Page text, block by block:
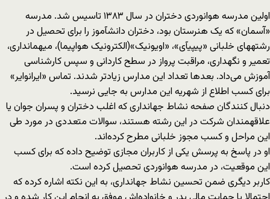
اولین مدرسه هوانوردی دختران در سال ۱۳۸۳ تاسیس شد. مدرسه
«آسمان» که یک هنرستان بود، دختران دانش‎آموز را برای تحصیل در
رشته‎های خلبانی «پی‎پی‎آی»، «اویونیک»(الکترونیک هواپیما)، میهمان‎داری،
تعمیر و نگه‎داری، مراقبت پرواز در سطح کاردانی و سپس کارشناسی
آموزش می‌داد. بعدها تعداد این مدارس زیادتر شدند. تماس «ایران‎وایر»
برای کسب اطلاع از شهریه این مدارس به جایی نرسید.
دنبال کنندگان صفحه نشاط جهانداری که اغلب دختران و پسران جوان یا
علاقه‎مندان شرکت در این رشته هستند، سوالات متعددی در مورد طی
این مراحل و کسب مجوز خلبانی مطرح کرده‌اند.
او در پاسخ به پرسش یکی از کاربران مجازی توضیح داده که برای کسب
این موقعیت، در مدرسه هوانوردی تحصیل کرده است.
کاربر دیگری ضمن تحسین نشاط جهانداری، به این نکته اشاره کرده که